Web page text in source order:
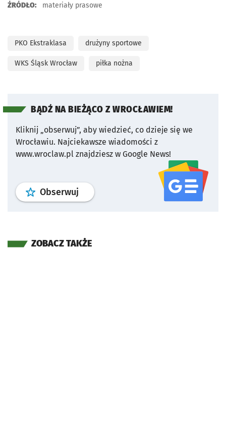
ŹRÓDŁO: materiały prasowe
PKO Ekstraklasa drużyny sportowe
WKS Śląsk Wrocław piłka nożna
BĄDŹ NA BIEŻĄCO Z WROCŁAWIEM!
Kliknij „obserwuj”, aby wiedzieć, co dzieje się we
Wrocławiu. Najciekawsze wiadomości z
www.wroclaw.pl znajdziesz w Google News!
Obserwuj profil serwisu
ZOBACZ TAKŻE